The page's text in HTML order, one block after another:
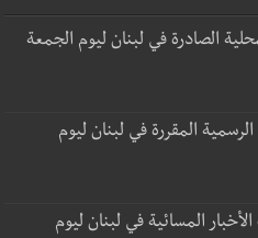
الصادرة في لبنان ليوم الجمعة
المقررة في لبنان ليوم
المسائية في لبنان ليوم